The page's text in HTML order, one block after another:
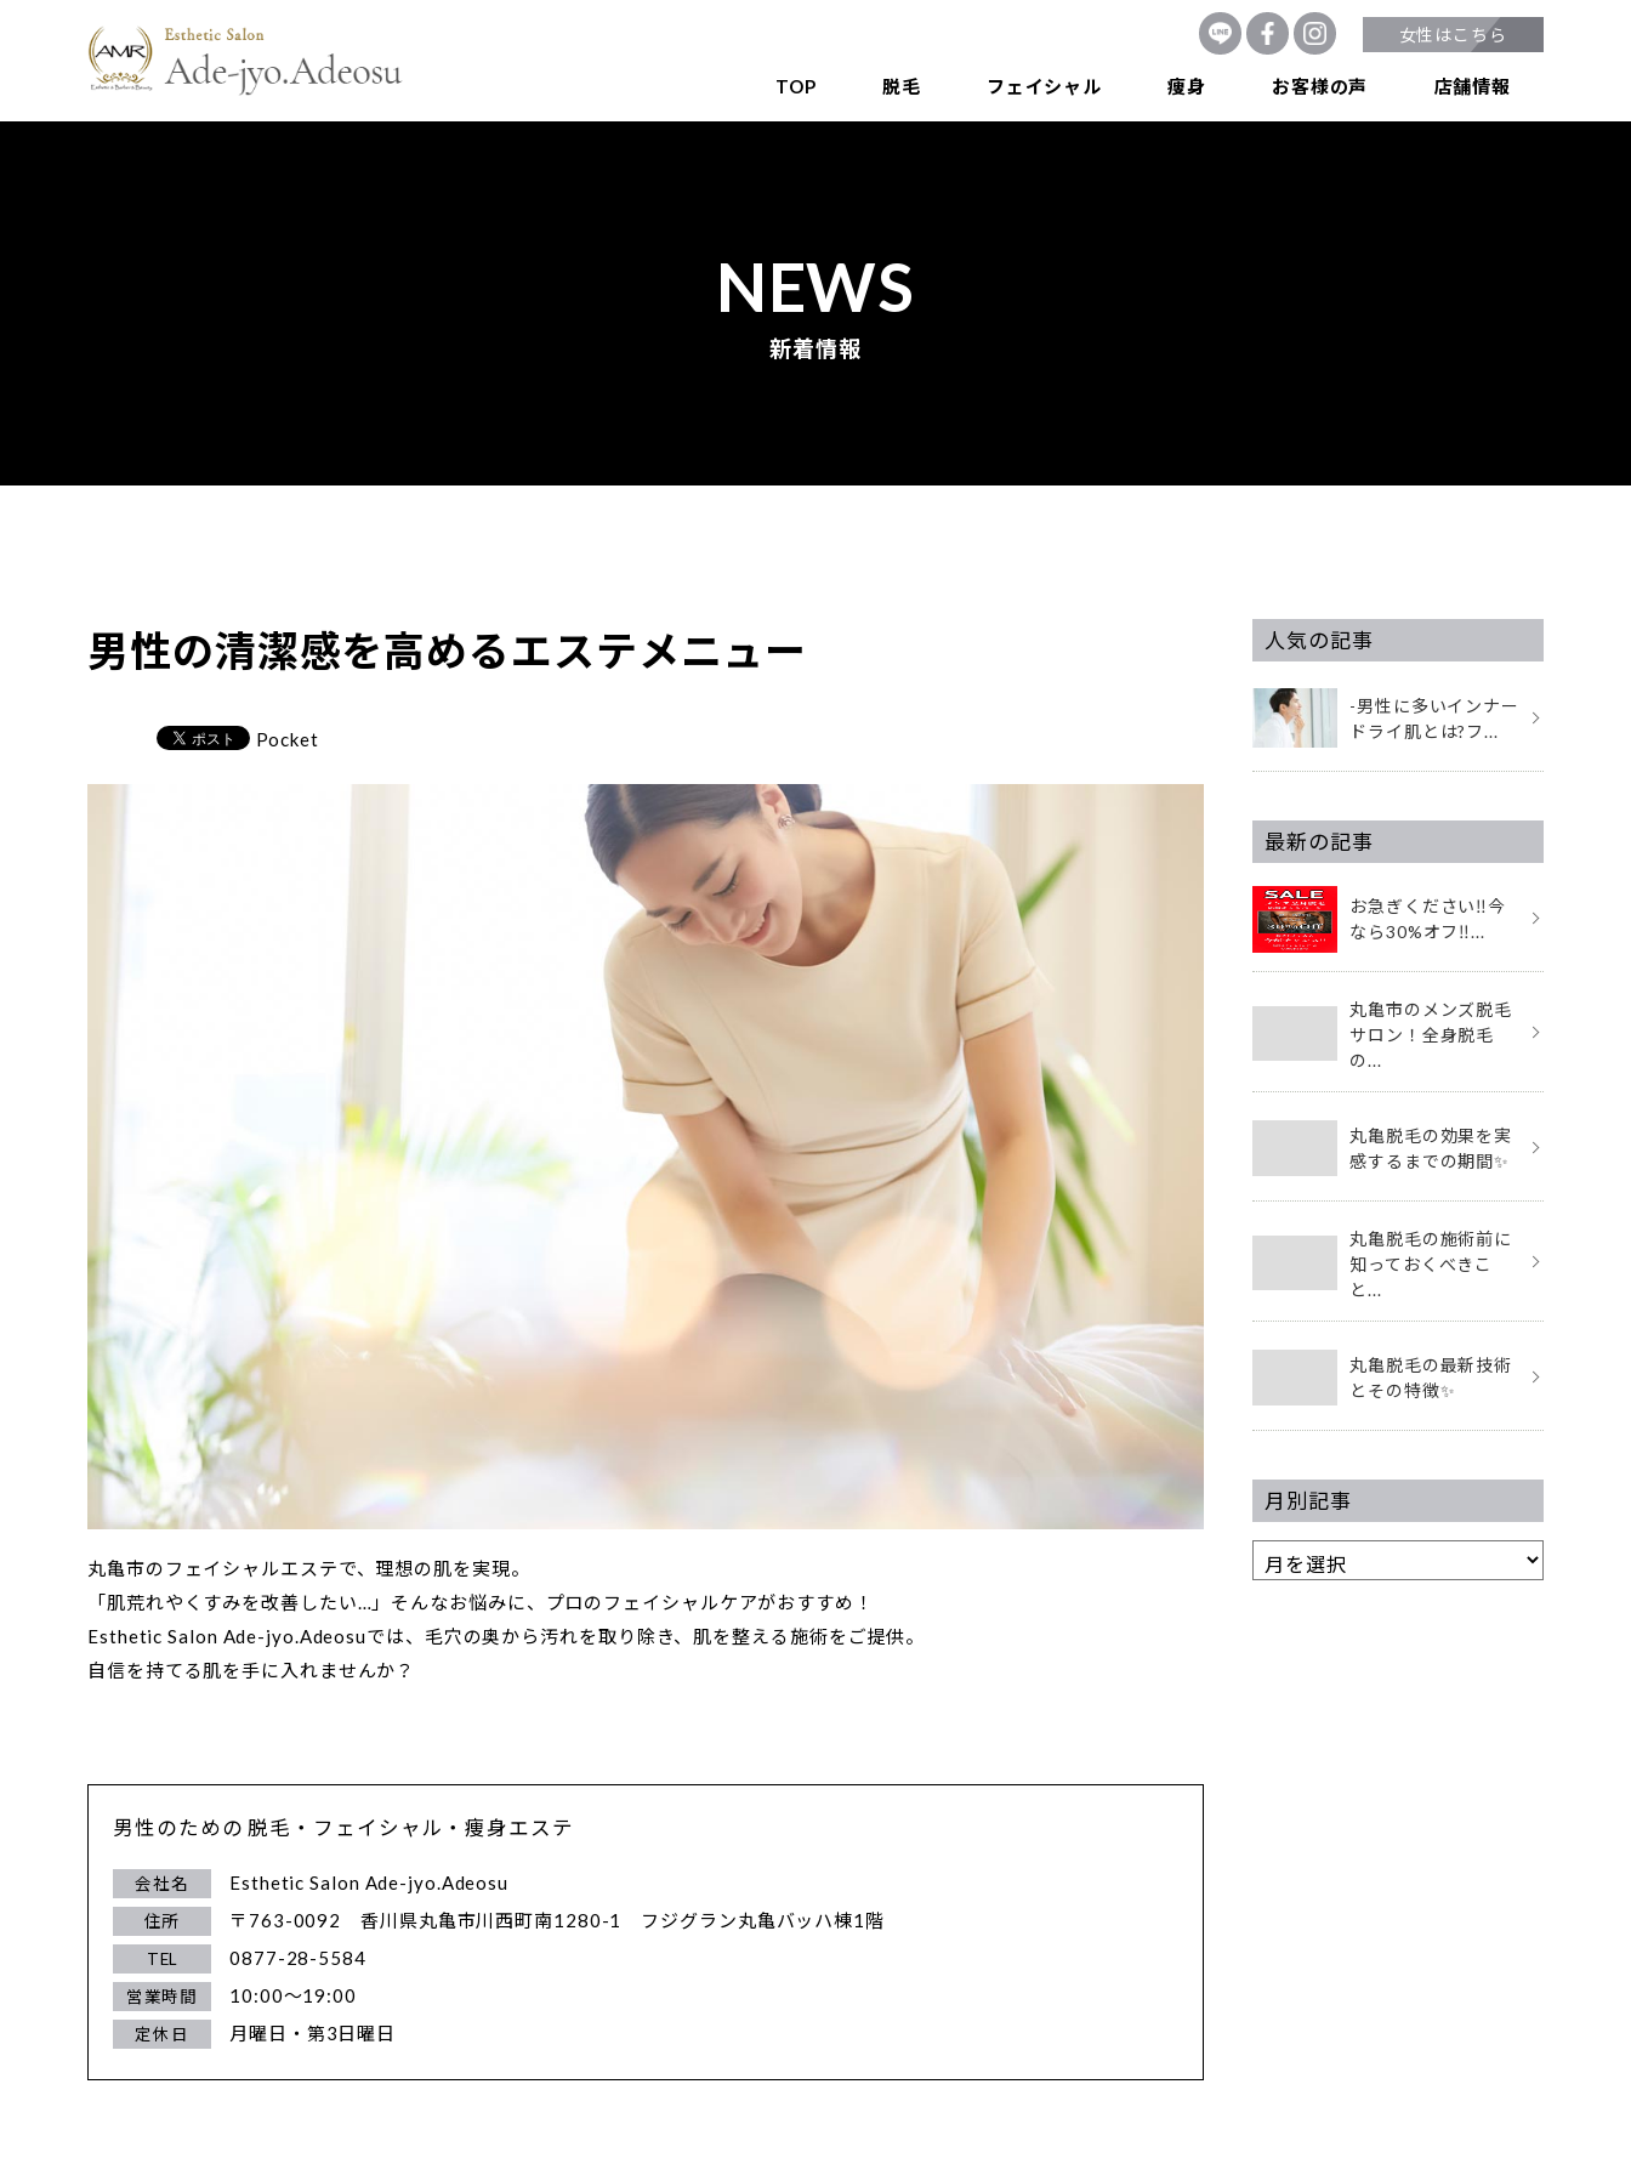
TOP 脱毛 フェイシャル 痩身 お客様の声 店舗情報
女性はこちら
NEWS
新着情報
男性の清潔感を高めるエステメニュー
Pocket
丸亀市のフェイシャルエステで、理想の肌を実現。
「肌荒れやくすみを改善したい…」そんなお悩みに、プロのフェイシャルケアがおすすめ！
Esthetic Salon Ade-jyo.Adeosuでは、毛穴の奥から汚れを取り除き、肌を整える施術をご提供。
自信を持てる肌を手に入れませんか？
男性のための 脱毛・フェイシャル・痩身エステ
会社名 Esthetic Salon Ade-jyo.Adeosu
住所 〒763-0092 香川県丸亀市川西町南1280-1 フジグラン丸亀バッハ棟1階
TEL 0877-28-5584
営業時間 10:00～19:00
定休日 月曜日・第3日曜日
人気の記事
-男性に多いインナー
ドライ肌とは?フ...
最新の記事
お急ぎください‼️今
なら30%オフ‼...
丸亀市のメンズ脱毛
サロン！全身脱毛
の...
丸亀脱毛の効果を実
感するまでの期間✨
丸亀脱毛の施術前に
知っておくべきこ
と...
丸亀脱毛の最新技術
とその特徴✨
月別記事